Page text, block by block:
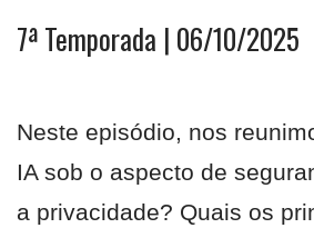
7ª Temporada | 06/10/2025
Neste episódio, nos
IA sob o aspecto de
a privacidade? Quais os